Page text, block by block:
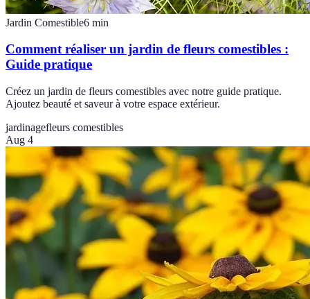
Jardin Comestible6 min
Comment réaliser un jardin de fleurs comestibles :
Guide pratique
Créez un jardin de fleurs comestibles avec notre guide pratique.
Ajoutez beauté et saveur à votre espace extérieur.
jardinagefleurs comestibles
Aug 4